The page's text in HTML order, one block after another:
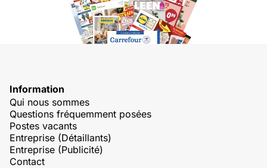
Information
Qui nous sommes
Questions fréquemment posées
Postes vacants
Entreprise (Détaillants)
Entreprise (Publicité)
Contact